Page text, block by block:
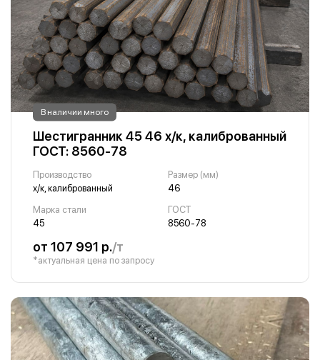
В наличии много
Шестигранник 45 46 х/к, калиброванный
ГОСТ: 8560-78
Производство
х/к, калиброванный
Размер (мм)
46
Марка стали
45
ГОСТ
8560-78
от 107 991 р./т
*актуальная цена по запросу